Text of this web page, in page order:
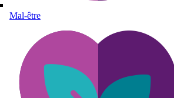
Mal-être